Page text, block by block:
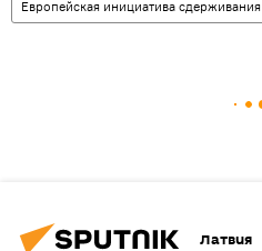
Европейская инициатива сдерживания
Латвия